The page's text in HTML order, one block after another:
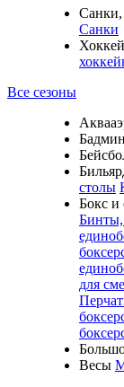
Санки,
Санки
Все сезоны
столы
Бокс и
для
Весы